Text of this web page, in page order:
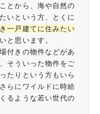
とから、海や自然の
いという方、とくに
一戸建てに住みたい
と思います。
付きの物件などがあ
そういった物件をご
たりという方もいら
らにワイルドに時給
るような若い世代の